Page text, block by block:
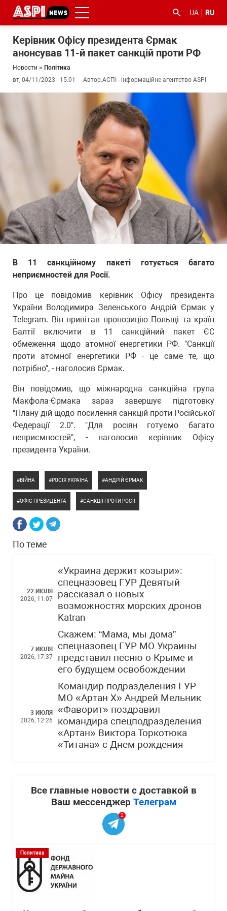
UA RU
Керівник Офісу президента Єрмак
анонсував 11-й пакет санкцій проти РФ
Новости » Політика
вт, 04/11/2023 - 15:01
Автор:АСПІ - інформаційне агентство ASPI
В 11 санкційному пакеті готується багато
неприємностей для Росії.
Про це повідомив керівник Офісу президента
України Володимира Зеленського Андрій Єрмак у
Telegram. Він привітав пропозицію Польщі та країн
Балтії включити в 11 санкційний пакет ЄС
обмеження щодо атомної енергетики РФ. "Санкції
проти атомної енергетики РФ - це саме те, що
потрібно", - наголосив Єрмак.
Він повідомив, що міжнародна санкційна група
Макфола-Єрмака зараз завершує підготовку
"Плану дій щодо посилення санкцій проти Російської
Федерації 2.0". "Для росіян готуємо багато
неприємностей", - наголосив керівник Офісу
президента України.
ВІЙНА РОСІЯ УКРАЇНА АНДРІЙ ЄРМАК
ОФІС ПРЕЗИДЕНТА САНКЦІЇ ПРОТИ РОСІЇ
По теме
22 ИЮЛЯ
2026, 11:07
«Украина держит козыри»:
спецназовец ГУР Девятый
рассказал о новых
возможностях морских дронов
Katran
7 ИЮЛЯ
2026, 17:37
Скажем: “Мама, мы дома”
спецназовец ГУР МО Украины
представил песню о Крыме и
его будущем освобождении
3 ИЮЛЯ
2026, 12:26
Командир подразделения ГУР
МО «Артан Х» Андрей Мельник
«Фаворит» поздравил
командира спецподразделения
«Артан» Виктора Торкотюка
«Титана» с Днем рождения
Все главные новости с доставкой в
Ваш мессенджер Телеграм
2
Политика
#гфс #Киев #коронавірус